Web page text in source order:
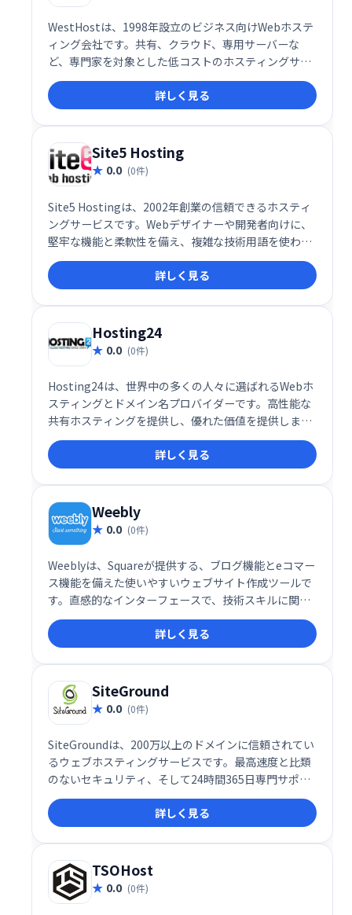
WestHostは、1998年設立のビジネス向けWebホステ
ィング会社です。共有、クラウド、専用サーバーな
ど、専門家を対象とした低コストのホスティングサー
ビスを提供しています。多言語対応のスタッフと豊富
なIT経験を持つチームが、高品質なサービスでお客様
をサポートします。趣味用途ではなく、ビジネスニー
ズに最適なソリューションをお探しの方に最適です。
詳しく見る
Site5 Hosting
0.0 (0件)
Site5 Hostingは、2002年創業の信頼できるホスティ
ングサービスです。Webデザイナーや開発者向けに、
堅牢な機能と柔軟性を備え、複雑な技術用語を使わず
に提供しています。月額、半年契約、年間契約など、
様々なプランから選択可能で、無料移行サービスも利
用できます。堅実なサポート体制と高いサービス品質
で、あなたのウェブサイトを支えます。
詳しく見る
Hosting24
0.0 (0件)
Hosting24は、世界中の多くの人々に選ばれるWebホ
スティングとドメイン名プロバイダーです。高性能な
共有ホスティングを提供し、優れた価値を提供しま
す。4年間の契約で最もお得な価格が実現します。 数
千もの顧客が信頼するHosting24で、あなたのWebサ
イトを成功に導きましょう。
詳しく見る
Weebly
0.0 (0件)
Weeblyは、Squareが提供する、ブログ機能とeコマー
ス機能を備えた使いやすいウェブサイト作成ツールで
す。直感的なインターフェースで、技術スキルに関係
なく誰でも簡単に高品質なウェブサイトを構築できま
す。低価格で、個人ブログからオンラインストアまで
幅広いニーズに対応します。手軽に始められるウェブ
サイト作成をWeeblyで実現しましょう。
詳しく見る
SiteGround
0.0 (0件)
SiteGroundは、200万以上のドメインに信頼されてい
るウェブホスティングサービスです。最高速度と比類
のないセキュリティ、そして24時間365日専門サポー
トを提供することで、お客様のウェブサイトを確実に
成功へと導きます。安心してウェブサイト運営に集中
できる、信頼性の高いホスティングをお探しなら、
SiteGroundをご検討ください。
詳しく見る
TSOHost
0.0 (0件)